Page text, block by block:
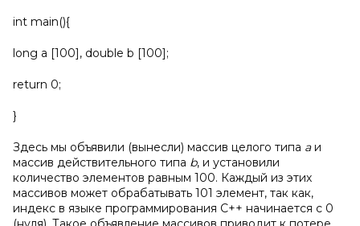
int main(){
long a [100], double b [100];
return 0;
}
Здесь мы объявили (вынесли) массив целого типа aи
массив действительного типа b, и установили
количество элементов равным 100. Каждый из этих
массивов может обрабатывать 101 элемент, так как,
индекс в языке программирования C++ начинается с 0